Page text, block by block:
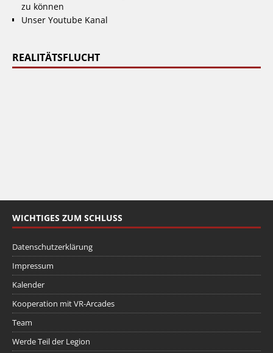
zu können
Unser Youtube Kanal
REALITÄTSFLUCHT
WICHTIGES ZUM SCHLUSS
Datenschutzerklärung
Impressum
Kalender
Kooperation mit VR-Arcades
Team
Werde Teil der Legion